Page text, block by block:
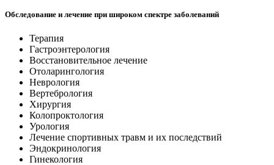
Обследование и лечение при широком спектре заболеваний
Терапия
Гастроэнтерология
Восстановительное лечение
Отоларингология
Неврология
Вертебрология
Хирургия
Колопроктология
Урология
Лечение спортивных травм и их последствий
Эндокринология
Гинекология